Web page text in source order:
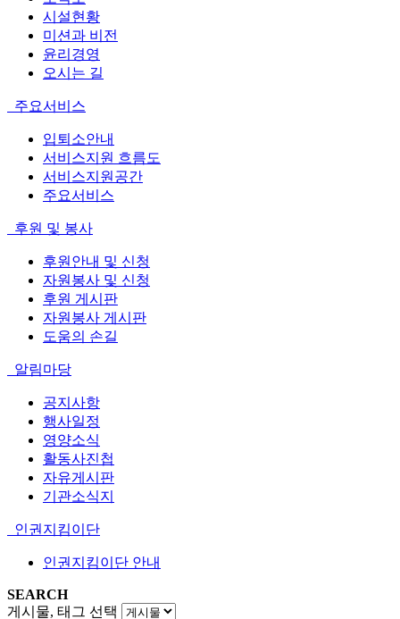
시설현황
미션과 비전
윤리경영
오시는 길
주요서비스
입퇴소안내
서비스지원 흐름도
서비스지원공간
주요서비스
후원 및 봉사
후원안내 및 신청
자원봉사 및 신청
후원 게시판
자원봉사 게시판
도움의 손길
알림마당
공지사항
행사일정
영양소식
활동사진첩
자유게시판
기관소식지
인권지킴이단
인권지킴이단 안내
SEARCH
게시물, 태그 선택